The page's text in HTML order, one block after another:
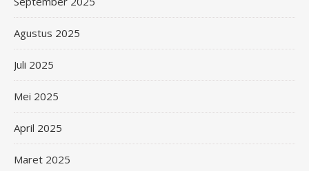
Agustus 2025
Juli 2025
Mei 2025
April 2025
Maret 2025